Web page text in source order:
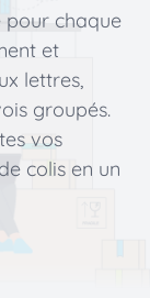
chaque
et
lettres,
groupés.
vos
colis en un